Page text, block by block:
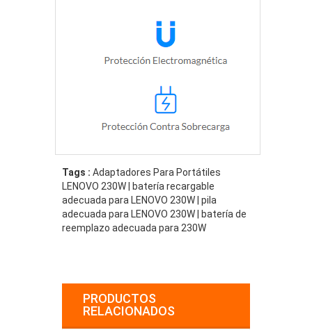
Tags : Adaptadores Para Portátiles
LENOVO 230W | batería recargable
adecuada para LENOVO 230W | pila
adecuada para LENOVO 230W | batería de
reemplazo adecuada para 230W
PRODUCTOS
RELACIONADOS